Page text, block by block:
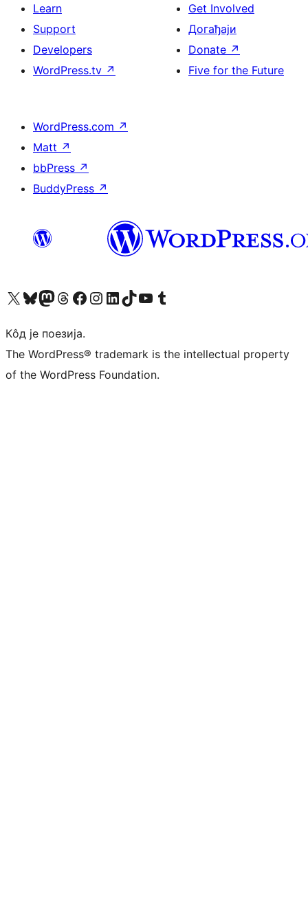
Learn
Support
Developers
WordPress.tv ↗
Get Involved
Догађаји
Donate ↗
Five for the Future
WordPress.com ↗
Matt ↗
bbPress ↗
BuddyPress ↗
Visit our X (formerly Twitter) account
Посетите наш Bluesky налог
Visit our Mastodon account
Посетите наш налог на Threads-у Visit our Facebook page
Посетите наш Инстаграм налог
Visit our LinkedIn account
Посетите наш TikTok налог
Visit our YouTube channel
Посетите наш Tumblr налог
Кôд је поезија.
The WordPress® trademark is the intellectual property
of the WordPress Foundation.